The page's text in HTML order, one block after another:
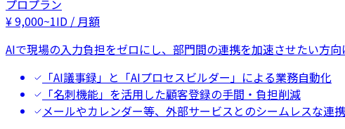
プロプラン
¥9,000~1ID / 月額
AIで現場の入力負担をゼロにし、部門間の連携を加速させたい方向
「AI議事録」と「AIプロセスビルダー」による業務自動化
「名刺機能」を活用した顧客登録の手間・負担削減
メールやカレンダー等、外部サービスとのシームレスな連携